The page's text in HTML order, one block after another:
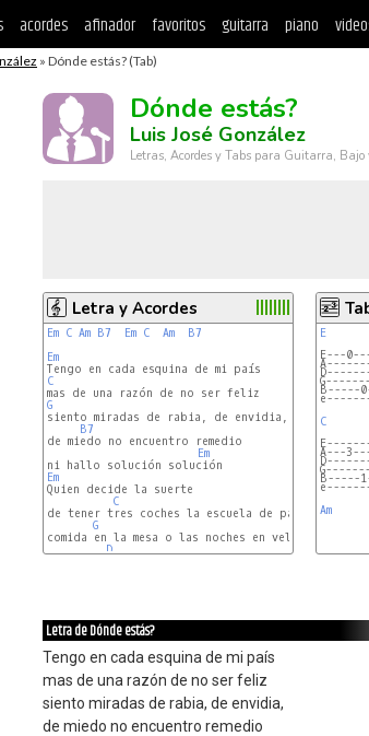
acordes afinador favoritos guitarra piano
» Dónde estás? (Tab)
Dónde estás?
Luis José González
Letras, Acordes y Tabs para Guitarra, Bajo
Letra y Acordes
Em C Am B7 Em C Am
B7
Em
C
G
B7
de miedo no encuentro remedio
Em
Em
C
de tener tres coches la escuela de paga
G
comida en la mesa o las noches en vela
D
E
E---
B-----
C
A---
B-----
Am
Letra de Dónde estás?
Tengo en cada esquina de mi país
mas de una razón de no ser feliz
siento miradas de rabia, de envidia,
de miedo no encuentro remedio